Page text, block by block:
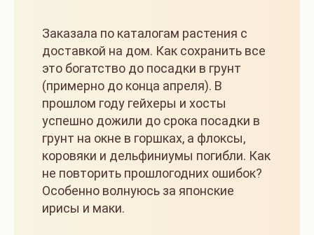
Заказала по каталогам растения с
доставкой на дом. Как сохранить все
это богатство до посадки в грунт
(примерно до конца апреля). В
прошлом году гейхеры и хосты
успешно дожили до срока посадки в
грунт на окне в горшках, а флоксы,
коровяки и дельфиниумы погибли. Как
не повторить прошлогодних ошибок?
Особенно волнуюсь за японские
ирисы и маки.